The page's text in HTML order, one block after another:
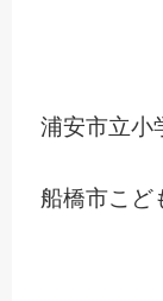
浦安市立小
船橋市こど